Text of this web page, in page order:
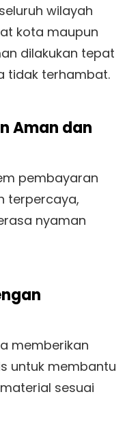
wilayah
kota maupun
dilakukan tepat
tidak terhambat.
Aman dan
pembayaran
terpercaya,
nyaman
memberikan
untuk membantu
sesuai